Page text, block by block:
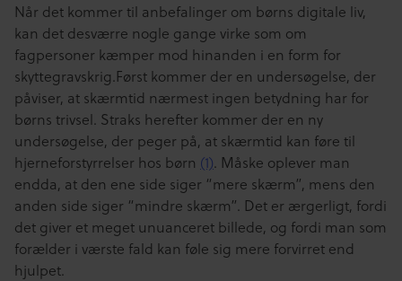
Når det kommer til anbefalinger om børns digitale liv,
kan det desværre nogle gange virke som om
fagpersoner kæmper mod hinanden i en form for
skyttegravskrig.Først kommer der en undersøgelse, der
påviser, at skærmtid nærmest ingen betydning har for
børns trivsel. Straks herefter kommer der en ny
undersøgelse, der peger på, at skærmtid kan føre til
hjerneforstyrrelser hos børn (1). Måske oplever man
endda, at den ene side siger “mere skærm”, mens den
anden side siger “mindre skærm”. Det er ærgerligt, fordi
det giver et meget unuanceret billede, og fordi man som
forælder i værste fald kan føle sig mere forvirret end
hjulpet.